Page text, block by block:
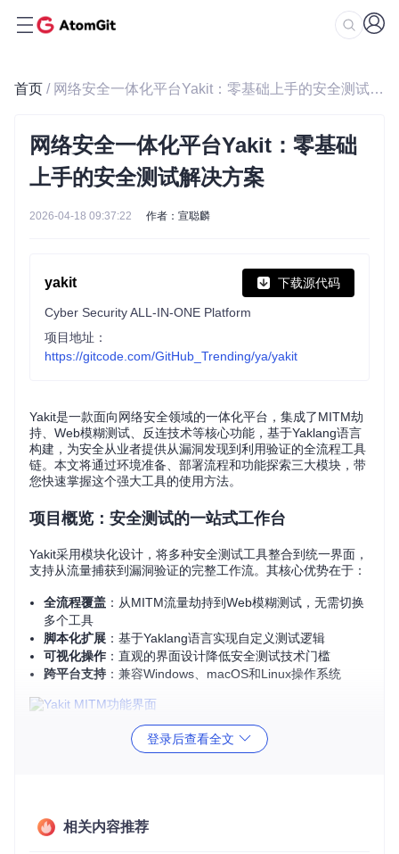
首页 / 网络安全一体化平台Yakit：零基础上手的安全测试解决方案
网络安全一体化平台Yakit：零基础
上手的安全测试解决方案
2026-04-18 09:37:22 作者：宣聪麟
yakit 下载源代码
Cyber Security ALL-IN-ONE Platform
项目地址：
https://gitcode.com/GitHub_Trending/ya/yakit
Yakit是一款面向网络安全领域的一体化平台，集成了MITM劫
持、Web模糊测试、反连技术等核心功能，基于Yaklang语言
构建，为安全从业者提供从漏洞发现到利用验证的全流程工具
链。本文将通过环境准备、部署流程和功能探索三大模块，带
您快速掌握这个强大工具的使用方法。
项目概览：安全测试的一站式工作台
Yakit采用模块化设计，将多种安全测试工具整合到统一界面，
支持从流量捕获到漏洞验证的完整工作流。其核心优势在于：
全流程覆盖 ：从MITM流量劫持到Web模糊测试，无需切换
多个工具
脚本化扩展 ：基于Yaklang语言实现自定义测试逻辑
可视化操作 ：直观的界面设计降低安全测试技术门槛
跨平台支持 ：兼容Windows、macOS和Linux操作系统
环境准备：5分钟配置开发环境
择16.x以上版本以确保兼容性。安装完成后验证：
登录后查看全文
相关内容推荐